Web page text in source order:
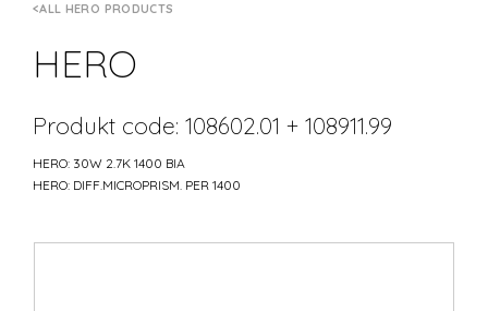
ALL HERO PRODUCTS
HERO
Produkt code: 108602.01 + 108911.99
HERO: 30W 2.7K 1400 BIA
HERO: DIFF.MICROPRISM. PER 1400